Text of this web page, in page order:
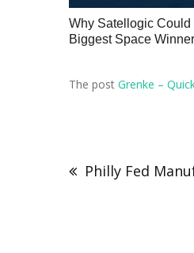
Why Satellogic Could
Biggest Space
The post Grenke –
Philly Fed